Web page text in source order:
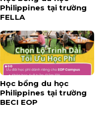
Philippines tại trường
FELLA
Học bổng du học
Philippines tại trường
BECI EOP